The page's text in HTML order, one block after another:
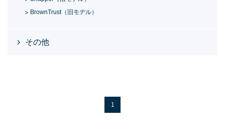
BrownTrust（旧モデル）
その他
1